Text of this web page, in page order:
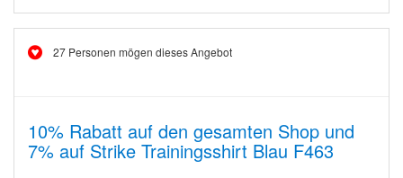
27 Personen mögen dieses Angebot
10% Rabatt auf den gesamten Shop und
7% auf Strike Trainingsshirt Blau F463